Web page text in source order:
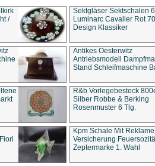
/
Sektgläser Sektschalen
Luminarc Cavalier Rot
Design Klassiker
Antikes Oesterwitz
Antriebsmodell
Stand Schleifmaschine
R&b Vorlegebesteck
Silber Robbe & Berking
Rosenmuster 6 Tlg.
Kpm Schale Mit Reklame
Versicherung
Zeptermarke 1. Wahl